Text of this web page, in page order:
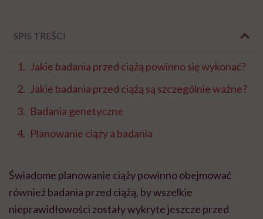
SPIS TREŚCI
Jakie badania przed ciążą powinno się wykonać?
Jakie badania przed ciążą są szczególnie ważne?
Badania genetyczne
Planowanie ciąży a badania
Świadome planowanie ciąży powinno obejmować
również badania przed ciążą, by wszelkie
nieprawidłowości zostały wykryte jeszcze przed